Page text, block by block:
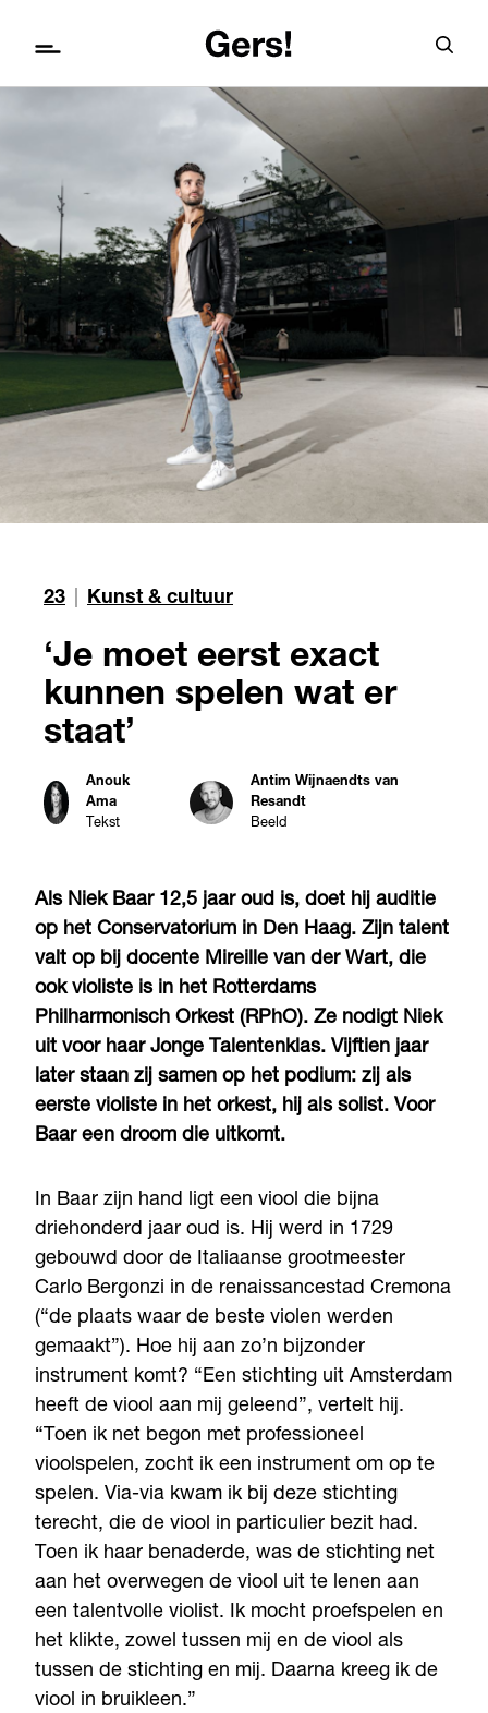
23 Kunst & cultuur
‘Je moet eerst exact
kunnen spelen wat er
staat’
Anouk
Ama
Tekst
Antim Wijnaendts van
Resandt
Beeld
Als Niek Baar 12,5 jaar oud is, doet hij auditie
op het Conservatorium in Den Haag. Zijn talent
valt op bij docente Mireille van der Wart, die
ook violiste is in het Rotterdams
Philharmonisch Orkest (RPhO). Ze nodigt Niek
uit voor haar Jonge Talentenklas. Vijftien jaar
later staan zij samen op het podium: zij als
eerste violiste in het orkest, hij als solist. Voor
Baar een droom die uitkomt.
In Baar zijn hand ligt een viool die bijna
driehonderd jaar oud is. Hij werd in 1729
gebouwd door de Italiaanse grootmeester
Carlo Bergonzi in de renaissancestad Cremona
(“de plaats waar de beste violen werden
gemaakt”). Hoe hij aan zo’n bijzonder
instrument komt? “Een stichting uit Amsterdam
heeft de viool aan mij geleend”, vertelt hij.
“Toen ik net begon met professioneel
vioolspelen, zocht ik een instrument om op te
spelen. Via-via kwam ik bij deze stichting
terecht, die de viool in particulier bezit had.
Toen ik haar benaderde, was de stichting net
aan het overwegen de viool uit te lenen aan
een talentvolle violist. Ik mocht proefspelen en
het klikte, zowel tussen mij en de viool als
tussen de stichting en mij. Daarna kreeg ik de
viool in bruikleen.”